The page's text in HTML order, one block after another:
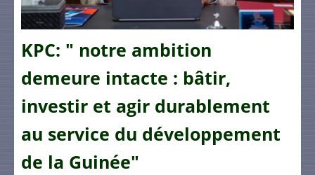
KPC: " notre ambition
demeure intacte : bâtir,
investir et agir durablement
au service du développement
de la Guinée"